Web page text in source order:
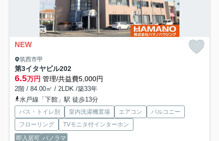
NEW
筑西市甲
第3イタヤビル202
6.5万円 管理/共益費5,000円
2階 / 84.00㎡ / 2LDK /築33年
水戸線「下館」駅 徒歩13分
バス・トイレ別 室内洗濯機置場 エアコン
バルコニー
フローリング
TVモニタ付インターホン
即入居可 パノラマ